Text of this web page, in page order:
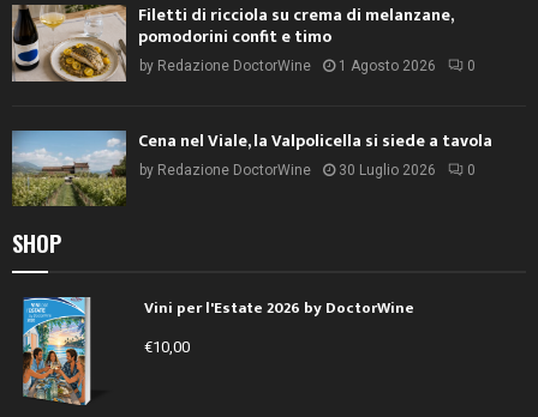
Filetti di ricciola su crema di melanzane,
pomodorini confit e timo
by Redazione DoctorWine 1 Agosto 2026 0
Cena nel Viale, la Valpolicella si siede a tavola
by Redazione DoctorWine 30 Luglio 2026 0
SHOP
Vini per l'Estate 2026 by DoctorWine
€10,00